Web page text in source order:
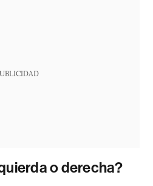
o derecha?